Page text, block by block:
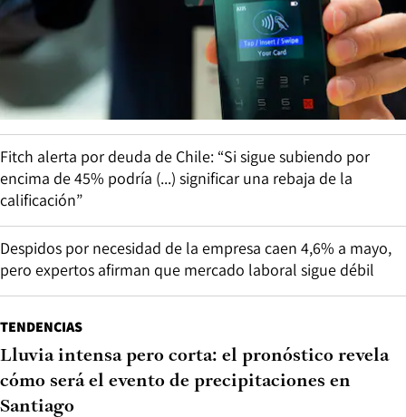
Fitch alerta por deuda de Chile: “Si sigue subiendo por
encima de 45% podría (...) significar una rebaja de la
calificación”
Despidos por necesidad de la empresa caen 4,6% a mayo,
pero expertos afirman que mercado laboral sigue débil
TENDENCIAS
Lluvia intensa pero corta: el pronóstico revela
cómo será el evento de precipitaciones en
Santiago